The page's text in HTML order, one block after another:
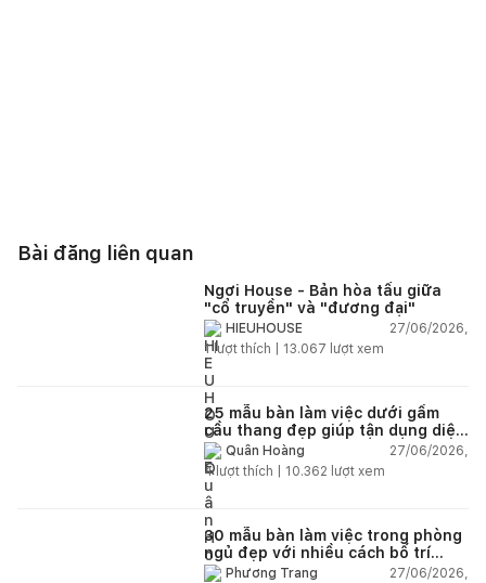
Bài đăng liên quan
Ngơi House - Bản hòa tấu giữa
"cổ truyền" và "đương đại"
HIEUHOUSE
27/06/2026,
1lượt thích | 13.067 lượt xem
25 mẫu bàn làm việc dưới gầm
cầu thang đẹp giúp tận dụng diện
tích tưởng chừng bị bỏ quên
Quân Hoàng
27/06/2026,
4lượt thích | 10.362 lượt xem
30 mẫu bàn làm việc trong phòng
ngủ đẹp với nhiều cách bố trí
thông minh cho mọi diện tích
Phương Trang
27/06/2026,